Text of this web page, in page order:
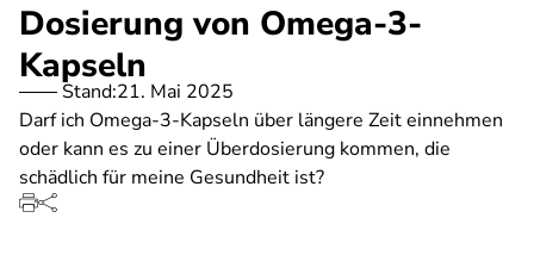
Dosierung von Omega-3-
Kapseln
Stand:21. Mai 2025
Darf ich Omega-3-Kapseln über längere Zeit einnehmen
oder kann es zu einer Überdosierung kommen, die
schädlich für meine Gesundheit ist?